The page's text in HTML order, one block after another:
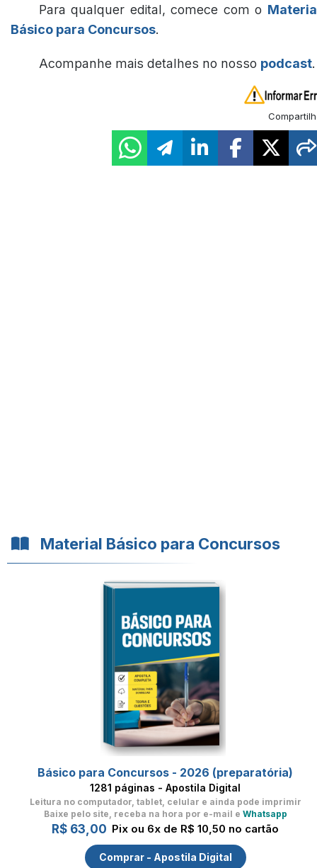
Para qualquer edital, comece com o
Básico para Concursos.
Acompanhe mais detalhes no nosso podcast.
Material Básico para Concursos
Básico para Concursos - 2026 (preparatória)
1281 páginas - Apostila Digital
Leitura no computador, tablet, celular e ainda pode imprimir
Baixe pelo site, receba na hora por e-mail e Whatsapp
R$ 63,00 Pix ou 6x de R$ 10,50 no cartão
Comprar - Apostila Digital